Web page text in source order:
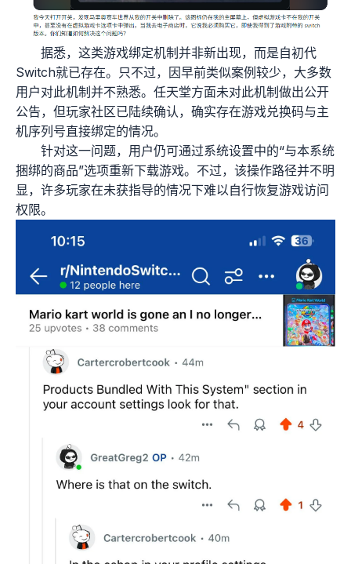
据悉，这类游戏绑定机制并非新出现，而是自初代
Switch就已存在。只不过，因早前类似案例较少，大多数
用户对此机制并不熟悉。任天堂方面未对此机制做出公开
公告，但玩家社区已陆续确认，确实存在游戏兑换码与主
机序列号直接绑定的情况。
针对这一问题，用户仍可通过系统设置中的“与本系统
捆绑的商品”选项重新下载游戏。不过，该操作路径并不明
显，许多玩家在未获指导的情况下难以自行恢复游戏访问
权限。